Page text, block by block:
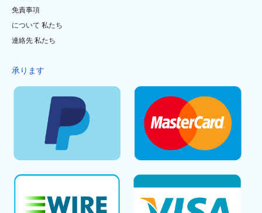
免責事項
について 私たち
連絡先 私たち
承ります